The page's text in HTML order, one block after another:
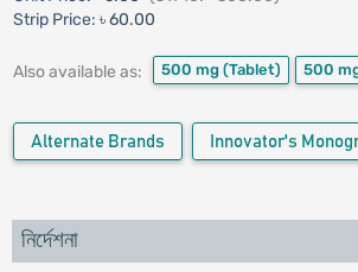
Strip Price: ৳ 60.00
Also available as: 500 mg (Tablet) 500
Alternate Brands Innovator's
নির্দেশনা